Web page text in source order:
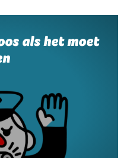
als het moet